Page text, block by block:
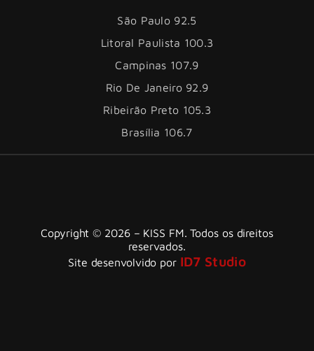
São Paulo 92.5
Litoral Paulista 100.3
Campinas 107.9
Rio De Janeiro 92.9
Ribeirão Preto 105.3
Brasília 106.7
Copyright © 2026 – KISS FM. Todos os direitos
reservados.
Site desenvolvido por ID7 Studio